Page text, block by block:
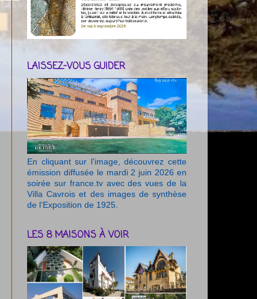
LAISSEZ-VOUS GUIDER
En cliquant sur l'image, découvrez cette
émission diffusée le mardi 2 juin 2026 en
soirée sur france.tv avec des vues de la
Villa Cavrois et des images de synthèse
de l'Exposition de 1925.
LES 8 MAISONS À VOIR